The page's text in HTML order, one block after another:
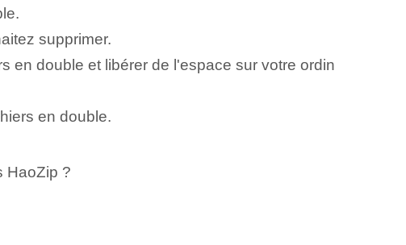
supprimer.
en double et libérer de l'espace sur votre ordin
en double.
HaoZip ?